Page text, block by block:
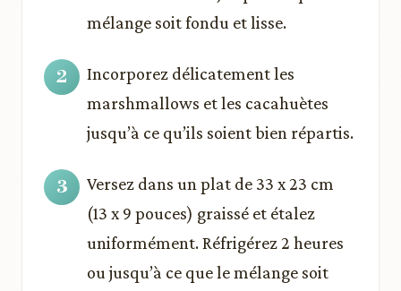
mélange soit fondu et lisse.
Incorporez délicatement les
marshmallows et les cacahuètes
jusqu’à ce qu’ils soient bien répartis.
Versez dans un plat de 33 x 23 cm
(13 x 9 pouces) graissé et étalez
uniformément. Réfrigérez 2 heures
ou jusqu’à ce que le mélange soit